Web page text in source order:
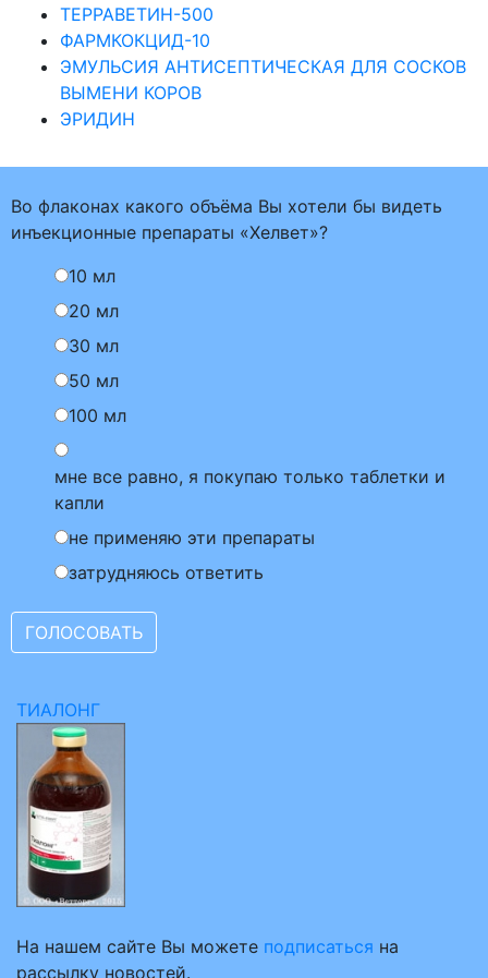
ТЕРРАВЕТИН-500
ФАРМКОКЦИД-10
ЭМУЛЬСИЯ АНТИСЕПТИЧЕСКАЯ ДЛЯ СОСКОВ
ВЫМЕНИ КОРОВ
ЭРИДИН
Во флаконах какого объёма Вы хотели бы видеть
инъекционные препараты «Хелвет»?
10 мл
20 мл
30 мл
50 мл
100 мл
мне все равно, я покупаю только таблетки и
капли
не применяю эти препараты
затрудняюсь ответить
ТИАЛОНГ
На нашем сайте Вы можете подписаться на
рассылку новостей.